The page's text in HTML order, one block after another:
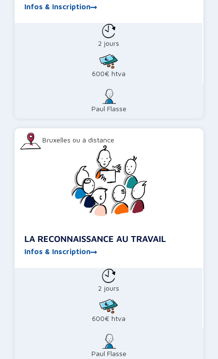
Infos & Inscription
2 jours
600€ htva
Paul Flasse
Bruxelles ou à distance
LA RECONNAISSANCE AU TRAVAIL
Infos & Inscription
2 jours
600€ htva
Paul Flasse